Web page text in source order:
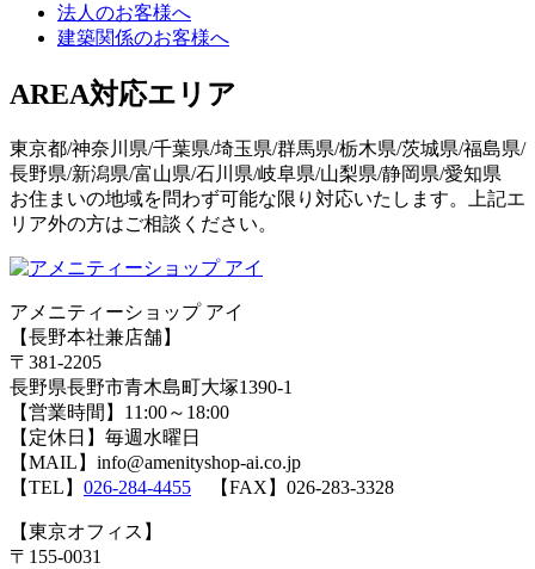
法人のお客様へ
建築関係のお客様へ
AREA対応エリア
東京都/神奈川県/千葉県/埼玉県/群馬県/栃木県/茨城県/福島県/
長野県/新潟県/富山県/石川県/岐阜県/山梨県/静岡県/愛知県
お住まいの地域を問わず可能な限り対応いたします。上記エ
リア外の方はご相談ください。
アメニティーショップ アイ
【長野本社兼店舗】
〒381-2205
長野県長野市青木島町大塚1390-1
【営業時間】11:00～18:00
【定休日】毎週水曜日
【MAIL】info@amenityshop-ai.co.jp
【TEL】 026-284-4455 【FAX】026-283-3328
【東京オフィス】
〒155-0031